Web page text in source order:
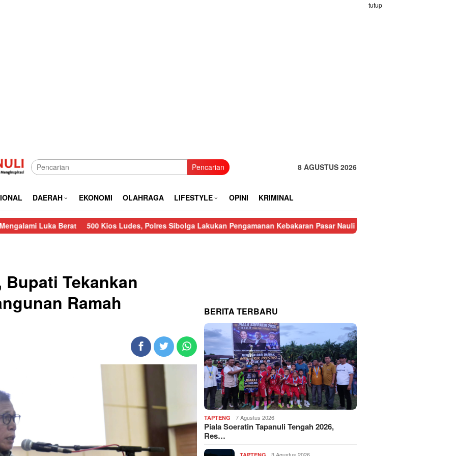
tutup
Pencarian 8 AGUSTUS 2026
DAERAH EKONOMI OLAHRAGA LIFESTYLE OPINI KRIMINAL
Berat 500 Kios Ludes, Polres Sibolga Lakukan Pengamanan Kebakaran Pasar Nauli Kurang dari 24 Jam, Polisi Ringkus
Tekankan
Ramah
BERITA TERBARU
TAPTENG 7 Agustus 2026
Piala Soeratin Tapanuli Tengah 2026,
Res…
3 Agustus 2026